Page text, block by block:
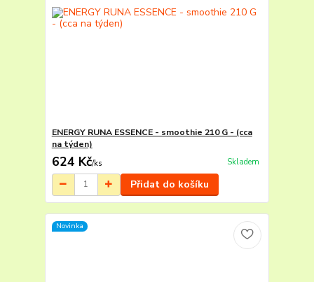
ENERGY RUNA ESSENCE - smoothie 210 G - (cca
na týden)
624 Kč/ks Skladem
Přidat do košíku
Novinka